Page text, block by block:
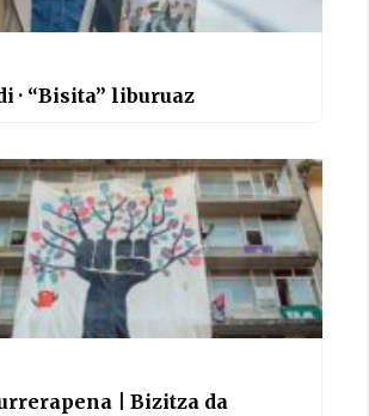
· “Bisita” liburuaz
| Bizitza da